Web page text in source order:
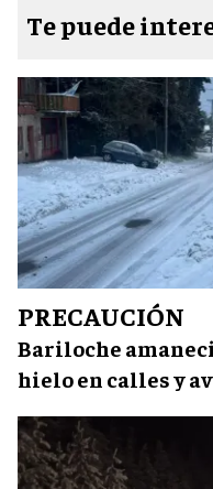
Te puede
PRECAUCIÓN
Bariloche
hielo en calles y